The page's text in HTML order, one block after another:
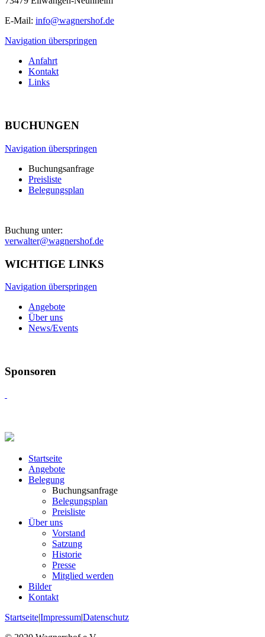
E-Mail: info@wagnershof.de
Navigation überspringen
Anfahrt
Kontakt
Links
BUCHUNGEN
Navigation überspringen
Buchungsanfrage
Preisliste
Belegungsplan
Buchung unter:
verwalter@wagnershof.de
WICHTIGE LINKS
Navigation überspringen
Angebote
Über uns
News/Events
Sponsoren
Startseite
Angebote
Belegung
Buchungsanfrage
Belegungsplan
Preisliste
Über uns
Vorstand
Satzung
Historie
Presse
Mitglied werden
Bilder
Kontakt
Startseite|Impressum|Datenschutz